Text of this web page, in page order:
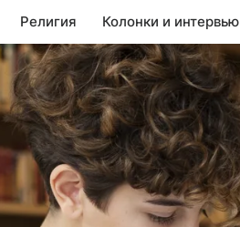
Религия Колонки и интервью